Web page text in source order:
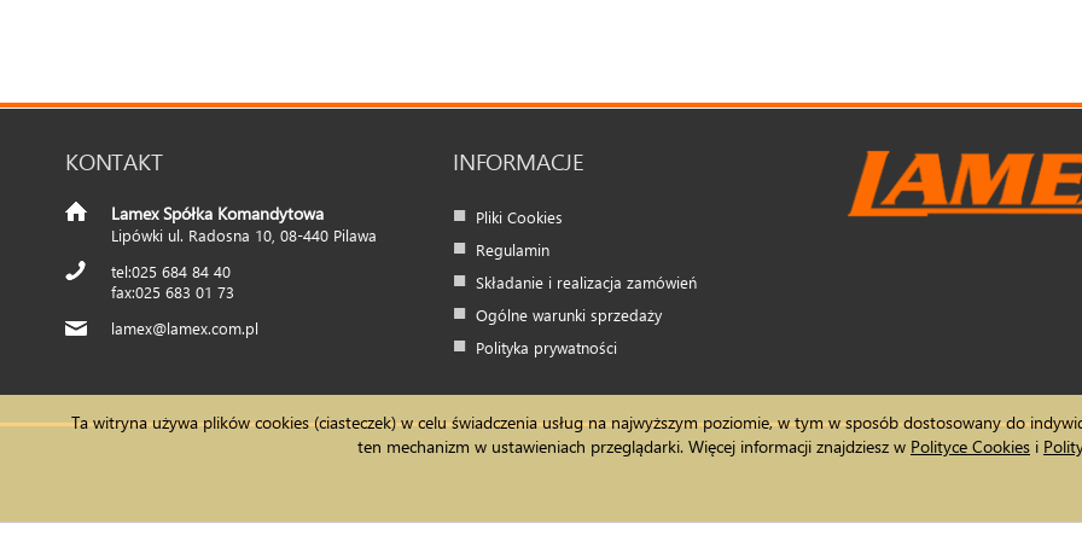
Ta witryna używa plików cookies (ciasteczek) w celu świadczenia usług na najwyższym poziomie, w tym w sposób dostosowany do
ten mechanizm w ustawieniach przeglądarki. Więcej informacji znajdziesz w Polityce Cookies i
KONTAKT
Lamex Spółka Komandytowa
Lipówki ul. Radosna 10 08-440 Pilawa
025 684 84 40
025 683 01 73
lamex@lamex.com.pl
INFORMACJE
Pliki Cookies
Regulamin
Składanie i realizacja zamówień
Ogólne warunki sprzedaży
Polityka prywatności